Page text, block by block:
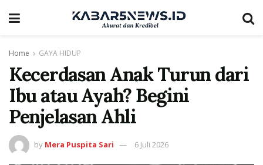
Home GAYA HIDUP
Kecerdasan Anak Turun dari
Ibu atau Ayah? Begini
Penjelasan Ahli
by Mera Puspita Sari 6 Juli 2026